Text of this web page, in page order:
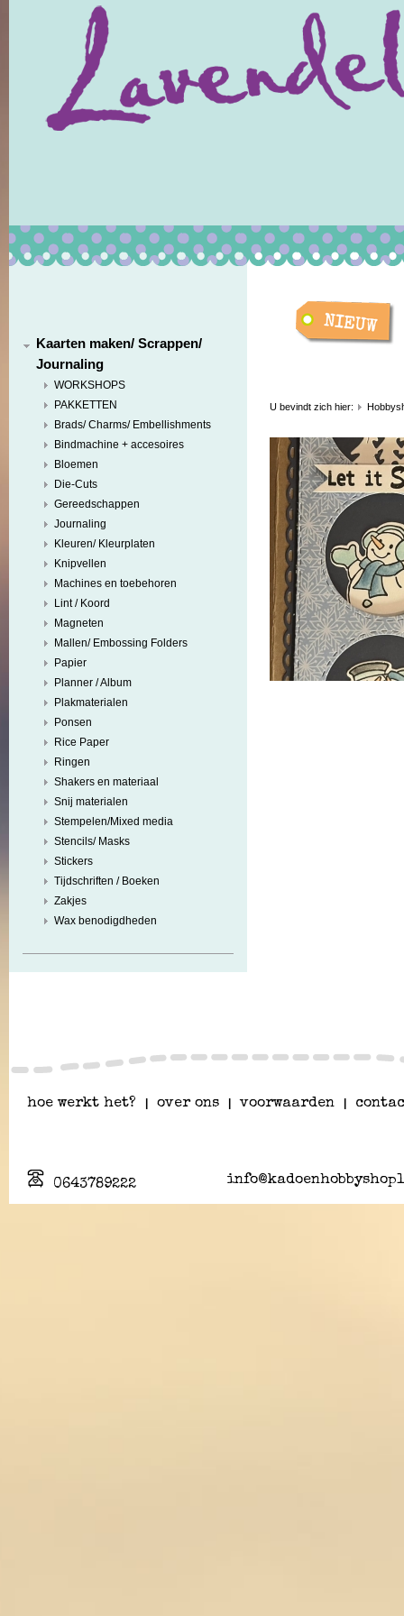
Kaarten maken/ Scrappen/
Journaling
WORKSHOPS
PAKKETTEN
Brads/ Charms/ Embellishments
Bindmachine + accesoires
Bloemen
Die-Cuts
Gereedschappen
Journaling
Kleuren/ Kleurplaten
Knipvellen
Machines en toebehoren
Lint / Koord
Magneten
Mallen/ Embossing Folders
Papier
Planner / Album
Plakmaterialen
Ponsen
Rice Paper
Ringen
Shakers en materiaal
Snij materialen
Stempelen/Mixed media
Stencils/ Masks
Stickers
Tijdschriften / Boeken
Zakjes
Wax benodigdheden
U bevindt zich hier:
hoe werkt het? over ons voorwaarden
0643789222